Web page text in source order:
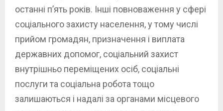
останні п’ять років. Інші повноваження у сфері
соціального захисту населення, у тому числі
прийом громадян, призначення і виплата
державних допомог, соціальний захист
внутрішньо переміщених осіб, соціальні
послуги та соціальна робота тощо
залишаються і надалі за органами місцевого